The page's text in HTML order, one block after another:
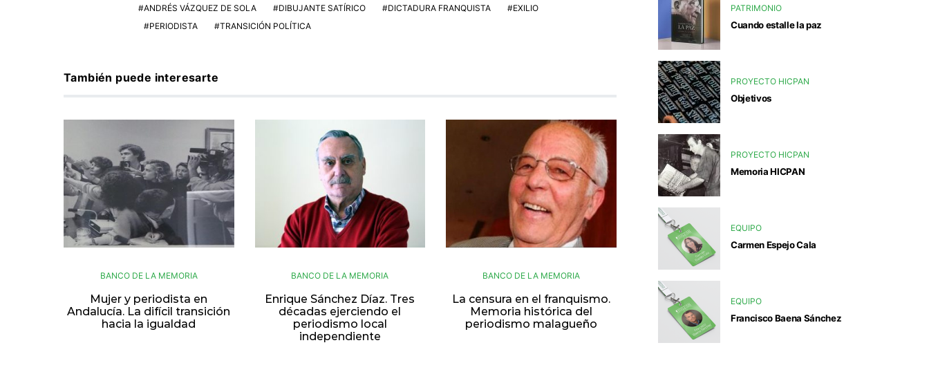
ANDRÉS VÁZQUEZ DE SOLA DIBUJANTE SATÍRICO DICTADURA FRANQUISTA
EXILIO
PERIODISTA
TRANSICIÓN POLÍTICA
También puede interesarte
BANCO DE LA MEMORIA
Mujer y periodista en
Andalucía. La difícil transición
hacia la igualdad
BANCO DE LA MEMORIA
Enrique Sánchez Díaz. Tres
décadas ejerciendo el
periodismo local
independiente
BANCO DE LA MEMORIA
La censura en el franquismo.
Memoria histórica del
periodismo malagueño
PATRIMONIO
Cuando estalle la paz
PROYECTO HICPAN
Objetivos
PROYECTO HICPAN
Memoria HICPAN
EQUIPO
Carmen Espejo Cala
EQUIPO
Francisco Baena Sánchez